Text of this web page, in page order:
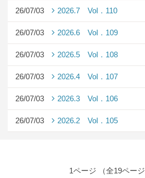
26/07/03 2026.7 Vol．110
26/07/03 2026.6 Vol．109
26/07/03 2026.5 Vol．108
26/07/03 2026.4 Vol．107
26/07/03 2026.3 Vol．106
26/07/03 2026.2 Vol．105
1ページ （全19ページ